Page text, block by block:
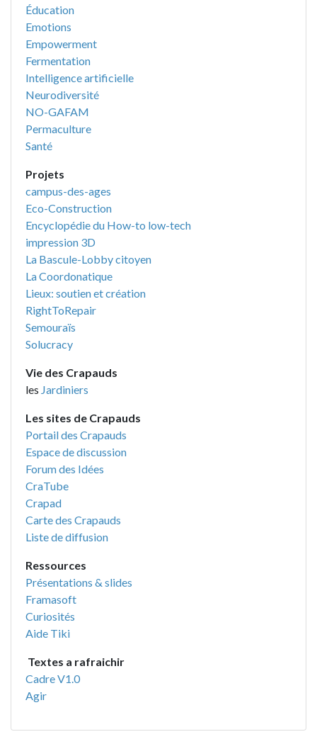
Éducation
Emotions
Empowerment
Fermentation
Intelligence artificielle
Neurodiversité
NO-GAFAM
Permaculture
Santé
Projets
campus-des-ages
Eco-Construction
Encyclopédie du How-to low-tech
impression 3D
La Bascule-Lobby citoyen
La Coordonatique
Lieux: soutien et création
RightToRepair
Semouraïs
Solucracy
Vie des Crapauds
les Jardiniers
Les sites de Crapauds
Portail des Crapauds
Espace de discussion
Forum des Idées
CraTube
Crapad
Carte des Crapauds
Liste de diffusion
Ressources
Présentations & slides
Framasoft
Curiosités
Aide Tiki
Textes a rafraichir
Cadre V1.0
Agir